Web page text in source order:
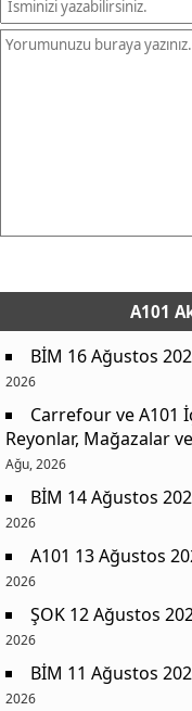
A101
BİM 16 Ağustos
2026
Carrefour ve A101
Reyonlar, Mağazalar
Ağu, 2026
BİM 14 Ağustos
2026
A101 13 Ağustos
2026
ŞOK 12 Ağustos
2026
BİM 11 Ağustos
2026